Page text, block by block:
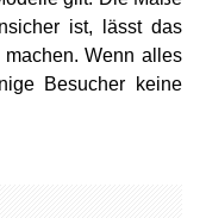
ist, lässt das
Wenn alles
Besucher keine